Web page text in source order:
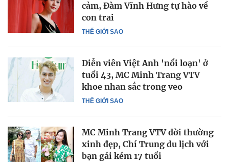
THẾ GIỚI SAO
cảm, Đàm Vĩnh Hưng tự hào về
con trai
THẾ GIỚI SAO
Diễn viên Việt Anh 'nổi loạn' ở
tuổi 43, MC Minh Trang VTV
khoe nhan sắc trong veo
MC Minh Trang VTV đời thường
xinh đẹp, Chí Trung du lịch với
bạn gái kém 17 tuổi